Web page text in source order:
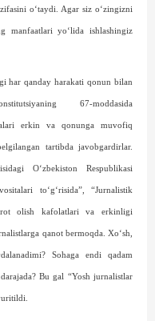
o‘taydi. Agar siz o‘zingizni
manfaatlari yo‘lida ishlashingiz
har qanday harakati qonun bilan
67-moddasida
erkin va qonunga muvofiq
tartibda javobgardirlar.
O‘zbekiston Respublikasi
to‘g‘risida”, “Jurnalistik
olish kafolatlari va erkinligi
qanot bermoqda. Xo‘sh,
Sohaga endi qadam
Bu gal “Yosh jurnalistlar